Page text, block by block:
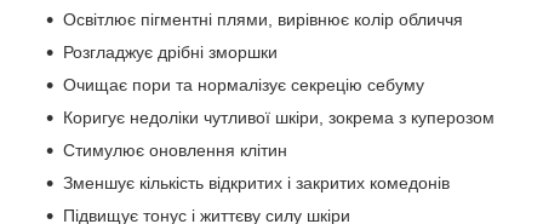
Освітлює пігментні плями, вирівнює колір обличчя
Розгладжує дрібні зморшки
Очищає пори та нормалізує секрецію себуму
Коригує недоліки чутливої шкіри, зокрема з куперозом
Стимулює оновлення клітин
Зменшує кількість відкритих і закритих комедонів
Підвищує тонус і життєву силу шкіри